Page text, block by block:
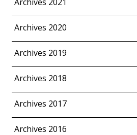
Archives 2020
Archives 2019
Archives 2018
Archives 2017
Archives 2016